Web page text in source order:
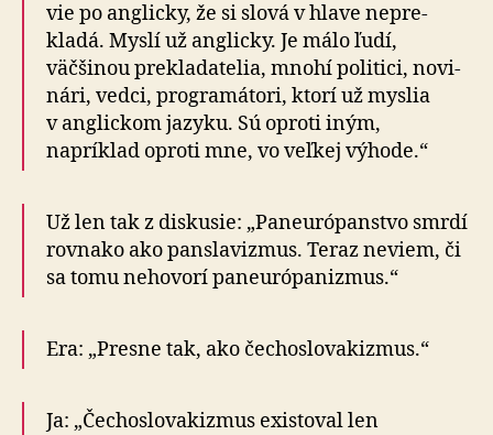
vie po anglicky, že si slová v hlave ne­pre­
kladá. Myslí už anglicky. Je málo ľudí,
väčšinou prekla­da­telia, mnohí politici, no­vi­
nári, vedci, progra­má­tori, ktorí už myslia
v anglickom jazyku. Sú oproti iným,
napríklad oproti mne, vo veľ­kej vý­hode.“
Už len tak z diskusie: „Paneurópanstvo smrdí
rovnako ako pan­sla­vizmus. Teraz neviem, či
sa tomu ne­ho­vorí paneuró­pa­nizmus.“
Era: „Presne tak, ako čecho­slo­va­kizmus.“
Ja: „Čechoslovakizmus existoval len